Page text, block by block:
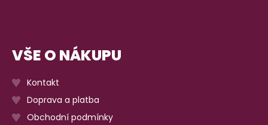
VŠE O NÁKUPU
Kontakt
Doprava a platba
Obchodní podmínky